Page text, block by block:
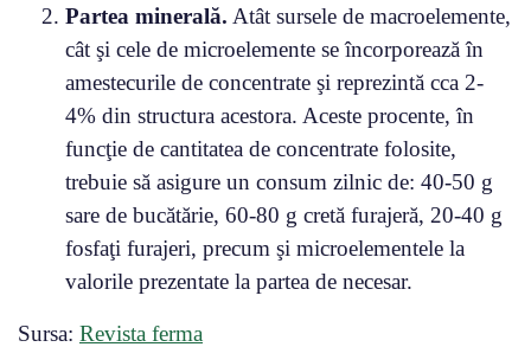
Partea minerală. Atât sursele de macroelemente,
cât şi cele de microelemente se încorporează în
amestecurile de concentrate şi reprezintă cca 2-
4% din structura acestora. Aceste procente, în
funcţie de cantitatea de concentrate folosite,
trebuie să asigure un consum zilnic de: 40-50 g
sare de bucătărie, 60-80 g cretă furajeră, 20-40 g
fosfaţi furajeri, precum şi microelementele la
valorile prezentate la partea de necesar.
Sursa: Revista ferma